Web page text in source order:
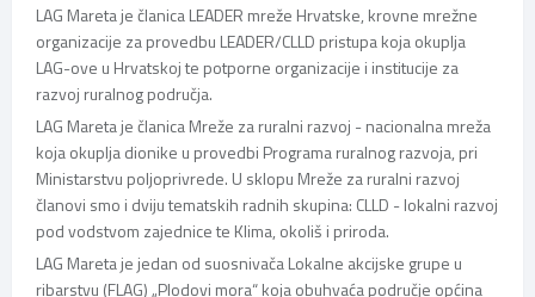
LAG Mareta je članica LEADER mreže Hrvatske, krovne mrežne
organizacije za provedbu LEADER/CLLD pristupa koja okuplja
LAG-ove u Hrvatskoj te potporne organizacije i institucije za
razvoj ruralnog područja.
LAG Mareta je članica Mreže za ruralni razvoj - nacionalna mreža
koja okuplja dionike u provedbi Programa ruralnog razvoja, pri
Ministarstvu poljoprivrede. U sklopu Mreže za ruralni razvoj
članovi smo i dviju tematskih radnih skupina: CLLD - lokalni razvoj
pod vodstvom zajednice te Klima, okoliš i priroda.
LAG Mareta je jedan od suosnivača Lokalne akcijske grupe u
ribarstvu (FLAG) „Plodovi mora“ koja obuhvaća područje općina